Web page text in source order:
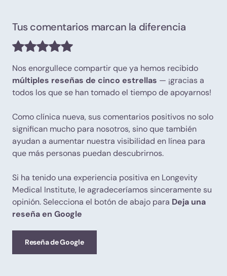
Tus comentarios marcan la diferencia
Nos enorgullece compartir que ya hemos recibido
múltiples reseñas de cinco estrellas — ¡gracias a
todos los que se han tomado el tiempo de apoyarnos!
Como clínica nueva, sus comentarios positivos no solo
significan mucho para nosotros, sino que también
ayudan a aumentar nuestra visibilidad en línea para
que más personas puedan descubrirnos.
Si ha tenido una experiencia positiva en Longevity
Medical Institute, le agradeceríamos sinceramente su
opinión. Selecciona el botón de abajo para Deja una
reseña en Google
Reseña de Google